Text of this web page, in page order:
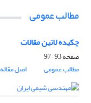
مطالب عمومی
چکیده لاتین مقالات
صفحه93-97
مطالب عمومی
اصل مقاله